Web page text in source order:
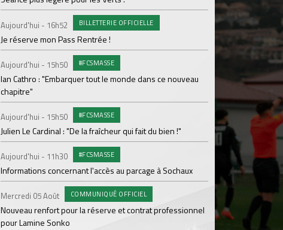
Aujourd'hui - 16h52 BILLETTERIE OFFICIELLE
Je réserve mon Pass Rentrée !
Aujourd'hui - 15h50 #FCSMASSE
Ian Cathro : "Embarquer tout le monde dans ce nouveau
chapitre"
Aujourd'hui - 15h50 #FCSMASSE
Julien Le Cardinal : "De la fraîcheur qui fait du bien !"
Aujourd'hui - 11h30 #FCSMASSE
Informations concernant l'accès au parcage à Sochaux
Mercredi 05 Août COMMUNIQUÉ OFFICIEL
Nouveau renfort pour la réserve et contrat professionnel
pour Lamine Sonko
Le programme de
Lundi 03 Août
Parcage complet
Lundi 03 Août
Dimanche 02 Août
Le point sur
Samedi 01 Août
Ian Cathro : "La
vont commencer"
Samedi 01 Août
Une victoire